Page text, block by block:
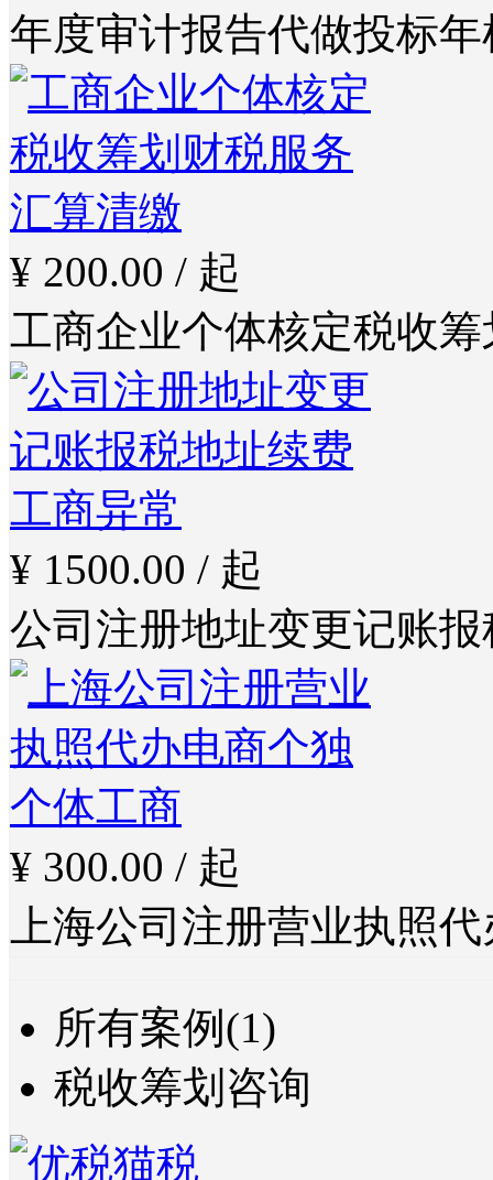
年度审计报告代做投标
¥ 200.00 / 起
工商企业个体核定税收
¥ 1500.00 / 起
公司注册地址变更记账
¥ 300.00 / 起
上海公司注册营业执照
所有案例(1)
税收筹划咨询